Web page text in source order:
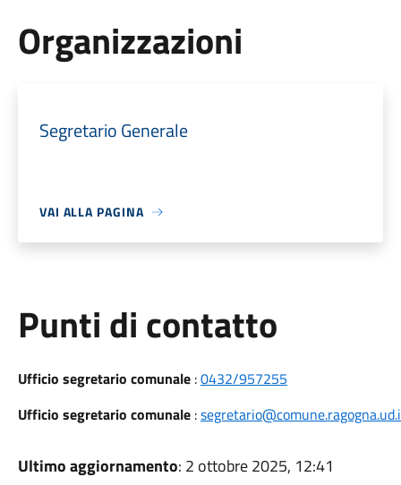
Organizzazioni
Segretario Generale
VAI ALLA PAGINA
Punti di contatto
Ufficio segretario comunale:0432/957255
Ufficio segretario comunale:
Ultimo aggiornamento: 2 ottobre 2025, 12:41